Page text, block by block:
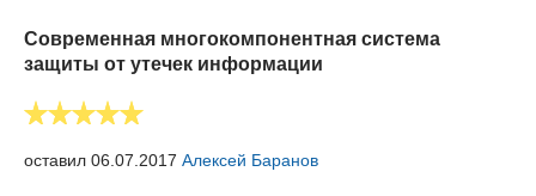
Современная многокомпонентная система
защиты от утечек информации
оставил 06.07.2017 Алексей Баранов